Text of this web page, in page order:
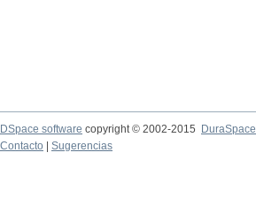
DSpace software copyright © 2002-2015
DuraSpace
Contacto
Sugerencias